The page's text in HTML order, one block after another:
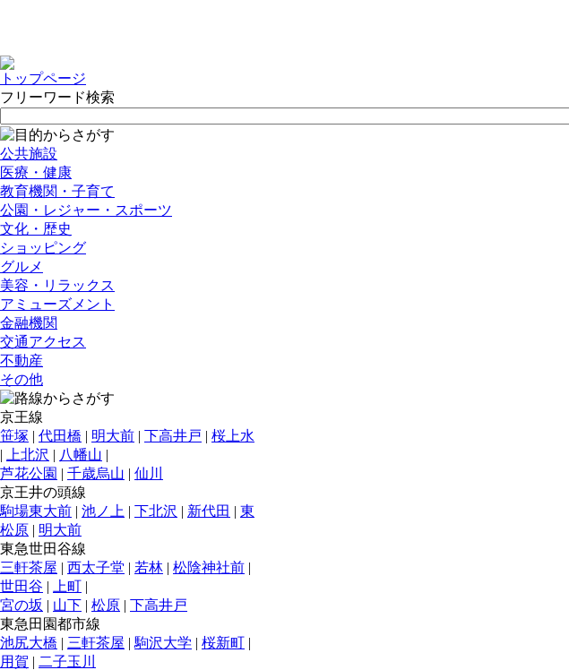
トップページ
フリーワード検索
公共施設
医療・健康
教育機関・子育て
公園・レジャー・スポーツ
文化・歴史
ショッピング
グルメ
美容・リラックス
アミューズメント
金融機関
交通アクセス
不動産
その他
京王線
笹塚 | 代田橋 | 明大前 | 下高井戸 | 桜上水
|
上北沢 | 八幡山 |
芦花公園 | 千歳烏山 | 仙川
京王井の頭線
駒場東大前 | 池ノ上 | 下北沢 | 新代田 | 東
松原 | 明大前
東急世田谷線
三軒茶屋 | 西太子堂 | 若林 | 松陰神社前 |
世田谷 | 上町 |
宮の坂 | 山下 | 松原 | 下高井戸
東急田園都市線
池尻大橋 | 三軒茶屋 | 駒沢大学 | 桜新町 |
用賀 | 二子玉川